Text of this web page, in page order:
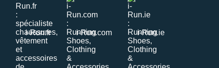
i-Run.fr i-Run.com i-Run.ie